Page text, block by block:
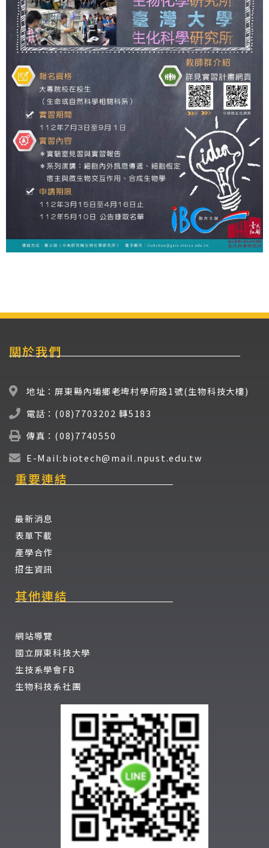
關於我們
地址：屏東縣內埔鄉老埤村學府路1號(生物科技大樓)
電話：(08)7703202 轉5183
傳真：(08)7740550
E-Mail:biotech@mail.npust.edu.tw
重要連結
最新消息
表單下載
產學合作
招生資訊
其他連結
網站導覽
國立屏東科技大學
生技系學會FB
生物科技系社團